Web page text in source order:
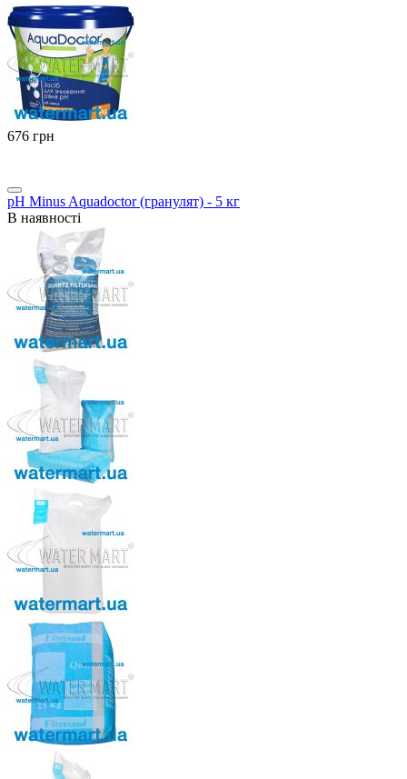
‍676‍ грн
pH Minus Aquadoctor (гранулят) - 5 кг
В наявності